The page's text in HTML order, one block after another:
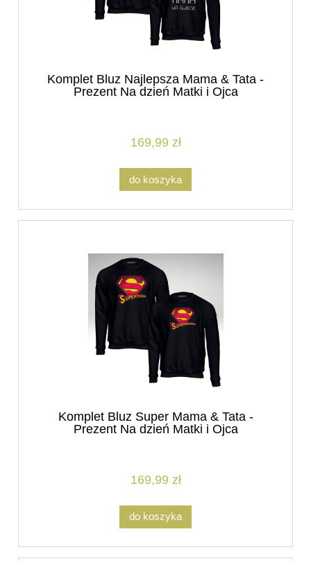
Komplet Bluz Najlepsza Mama & Tata -
Prezent Na dzień Matki i Ojca
169,99 zł
do koszyka
Komplet Bluz Super Mama & Tata -
Prezent Na dzień Matki i Ojca
169,99 zł
do koszyka